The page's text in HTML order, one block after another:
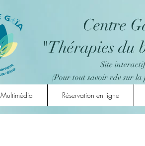
Centre
"Thérapies du
Multimédia Réservation en ligne
Site interactif
(Pour tout savoir rdv sur la